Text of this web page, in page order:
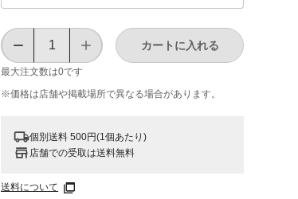
最大注文数は0です
カートに入れる
※価格は​店舗や​掲載場所で​異なる​場合が​あります。
個別送料 500円(1個あたり)
店舗での受取は送料無料
送料について